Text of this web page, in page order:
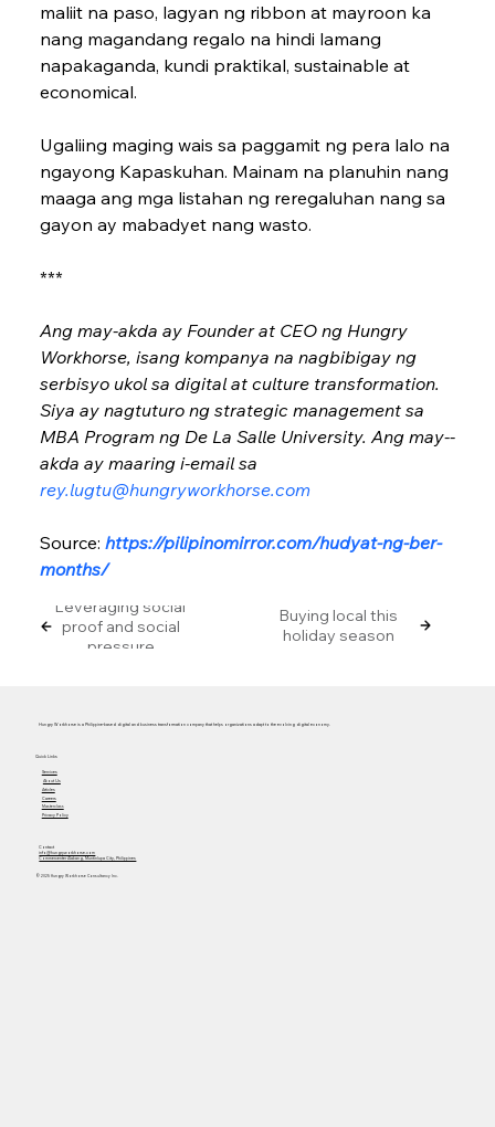
maliit na paso, lagyan ng ribbon at mayroon ka
nang magandang regalo na hindi lamang
napakaganda, kundi praktikal, sustainable at
economical.
Ugaliing maging wais sa paggamit ng pera lalo na
ngayong Kapaskuhan. Mainam na planuhin nang
maaga ang mga listahan ng reregaluhan nang sa
gayon ay mabadyet nang wasto.
***
Ang may-akda ay Founder at CEO ng Hungry
Workhorse, isang kompanya na nagbibigay ng
serbisyo ukol sa digital at culture transformation.
Siya ay nagtuturo ng strategic management sa
MBA Program ng De La Salle University. Ang may-­
akda ay maaring ­i-email sa
rey.lugtu@hungryworkhorse.com
Source: https://pilipinomirror.com/hudyat-ng-ber-
months/
Leveraging social
proof and social
pressure
Buying local this
holiday season
Hungry Workhorse is a Philippine-based digital and business transformation company that helps organizations adapt to the evolving digital economy.
Services
About Us
Articles
Careers
Masterclass
Privacy Policy
Quick Links
Contact
info@hungryworkhorse.com
Commercenter Alabang, Muntinlupa City, Philippines
© 2025 Hungry Workhorse Consultancy Inc.